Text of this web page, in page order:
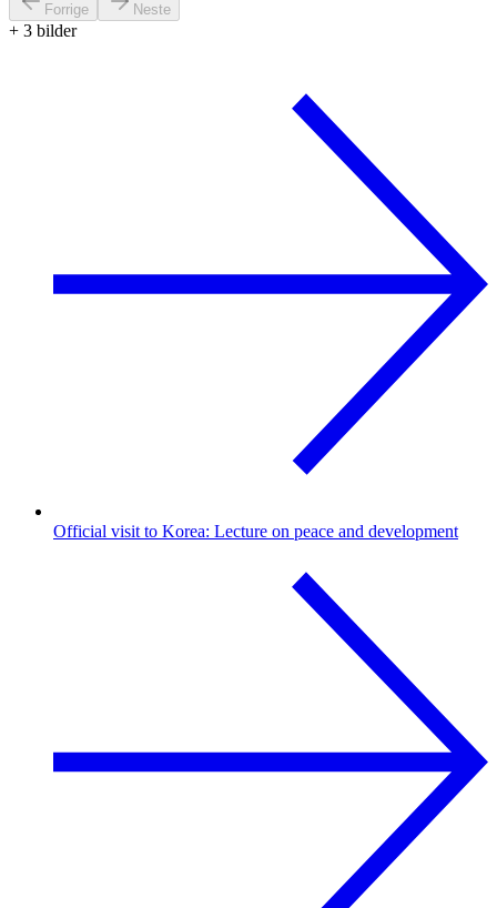
Forrige Neste
+ 3 bilder
Official visit to Korea: Lecture on peace and development